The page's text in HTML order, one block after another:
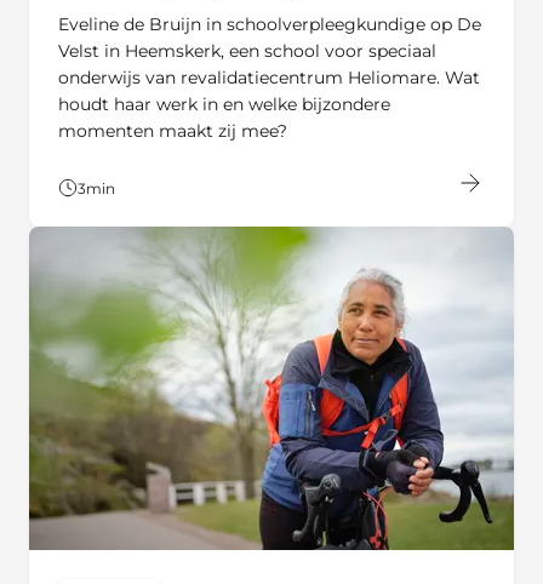
Eveline de Bruijn in schoolverpleegkundige op De
Velst in Heemskerk, een school voor speciaal
onderwijs van revalidatiecentrum Heliomare. Wat
houdt haar werk in en welke bijzondere
momenten maakt zij mee?
3min